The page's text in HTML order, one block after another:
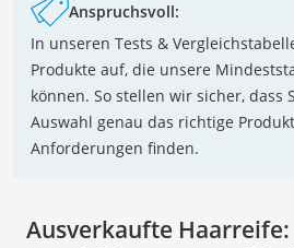
Anspruchsvoll:
In unseren Tests &
Produkte auf, die unsere
können. So stellen wir sicher, dass
Auswahl genau das richtige
Anforderungen finden.
Ausverkaufte Haarreife: